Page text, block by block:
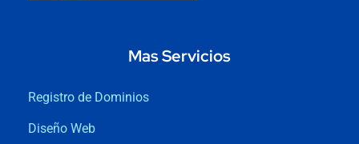
Mas Servicios
Registro de Dominios
Diseño Web